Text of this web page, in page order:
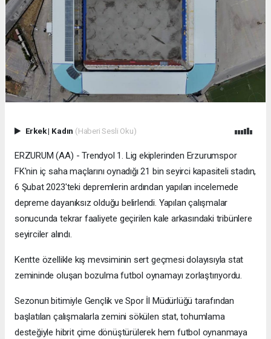
Erkek| Kadın (Haberi Sesli Oku)
ERZURUM (AA) - Trendyol 1. Lig ekiplerinden Erzurumspor
FK'nin iç saha maçlarını oynadığı 21 bin seyirci kapasiteli stadın,
6 Şubat 2023'teki depremlerin ardından yapılan incelemede
depreme dayanıksız olduğu belirlendi. Yapılan çalışmalar
sonucunda tekrar faaliyete geçirilen kale arkasındaki tribünlere
seyirciler alındı.
Kentte özellikle kış mevsiminin sert geçmesi dolayısıyla stat
zemininde oluşan bozulma futbol oynamayı zorlaştırıyordu.
Sezonun bitimiyle Gençlik ve Spor İl Müdürlüğü tarafından
başlatılan çalışmalarla zemini sökülen stat, tohumlama
desteğiyle hibrit çime dönüştürülerek hem futbol oynanmaya